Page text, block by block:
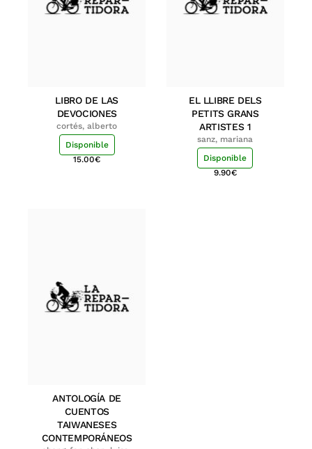
LIBRO DE LAS
DEVOCIONES
cortés, alberto
Disponible
15.00€
EL LLIBRE DELS
PETITS GRANS
ARTISTES 1
sanz, mariana
Disponible
9.90€
ANTOLOGÍA DE
CUENTOS
TAIWANESES
CONTEMPORÁNEOS